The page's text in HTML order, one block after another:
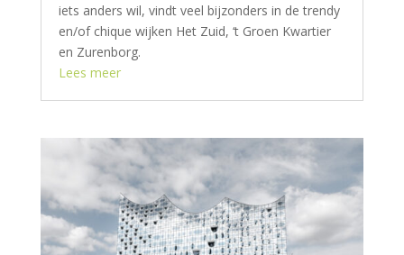
iets anders wil, vindt veel bijzonders in de trendy
en/of chique wijken Het Zuid, ‘t Groen Kwartier
en Zurenborg.
Lees meer